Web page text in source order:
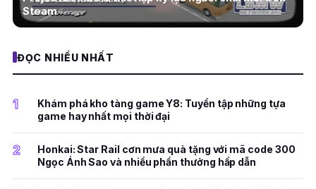
Steam
ĐỌC NHIỀU NHẤT
1
Khám phá kho tàng game Y8: Tuyển tập những tựa
game hay nhất mọi thời đại
2
Honkai: Star Rail cơn mưa quà tặng với mã code 300
Ngọc Ánh Sao và nhiều phần thưởng hấp dẫn